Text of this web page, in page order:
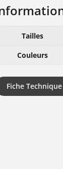
Tailles
Couleurs
Fiche Technique